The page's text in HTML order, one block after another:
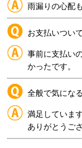
雨漏りの心配
お支払いつい
事前に支払い
かったです。
全般で気にな
満足しています
ありがとうご